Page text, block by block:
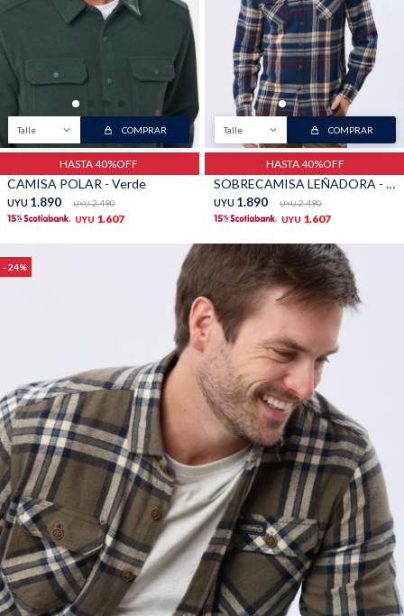
Talle COMPRAR
HASTA 40%OFF
CAMISA POLAR - Verde
UYU 1.890 UYU 2.490
UYU 1.607
Talle COMPRAR
HASTA 40%OFF
SOBRECAMISA LEÑADORA - Bordo
UYU 1.890 UYU 2.490
UYU 1.607
24
TALLES GRANDES Uniformes empresariales
Quiero ser parte Canjear mis puntos
Envíos, cambios y devoluciones
Trabaja con nosotros
Contacto